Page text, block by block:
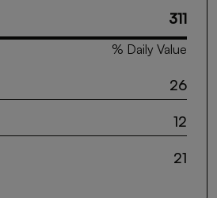
311
% Daily Value
26
12
21